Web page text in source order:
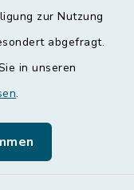
zur Nutzung
abgefragt.
in unseren
.